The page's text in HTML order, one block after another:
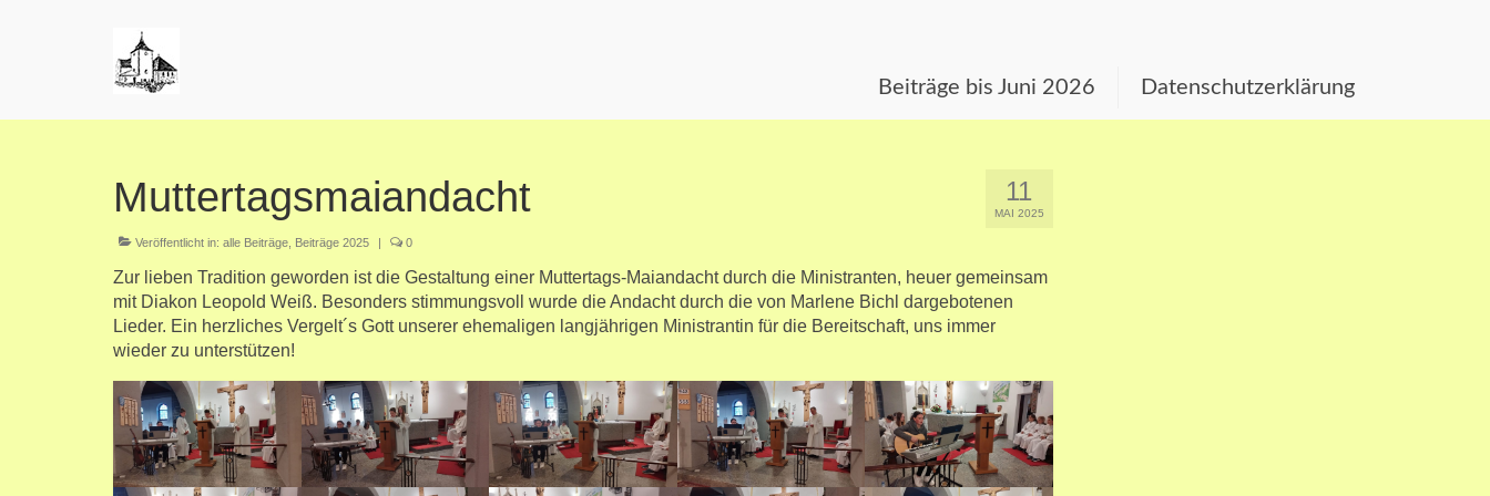
Beiträge bis Juni 2026 Datenschutzerklärung
11
MAI 2025
Muttertagsmaiandacht
Veröffentlicht in: alle Beiträge Beiträge 2025 | 0
Zur lieben Tradition geworden ist die Gestaltung einer Muttertags-Maiandacht durch die Ministranten, heuer gemeinsam
mit Diakon Leopold Weiß. Besonders stimmungsvoll wurde die Andacht durch die von Marlene Bichl dargebotenen
Lieder. Ein herzliches Vergelt´s Gott unserer ehemaligen langjährigen Ministrantin für die Bereitschaft, uns immer
wieder zu unterstützen!